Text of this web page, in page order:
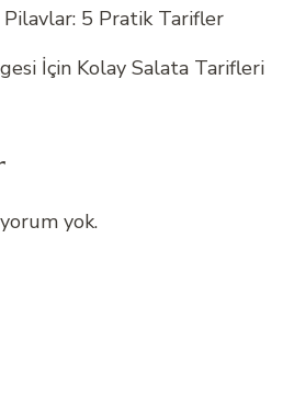
5 Pratik Tarifler
İçin Kolay Salata Tarifleri
yok.